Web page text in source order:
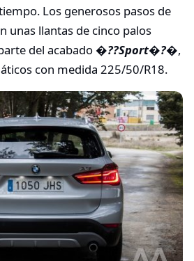
Los generosos pasos de
unas llantas de cinco palos
del acabado �??Sport�?�,
con medida 225/50/R18.